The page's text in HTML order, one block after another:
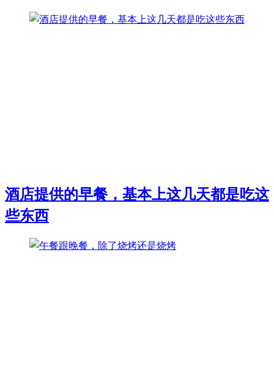
酒店提供的早餐，基本上这几天都是吃这
些东西